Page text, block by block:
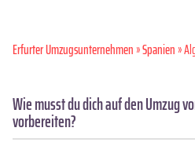
Erfurter Umzugsunternehmen»Spanien»
Wie musst du dich auf den Umzug
vorbereiten?